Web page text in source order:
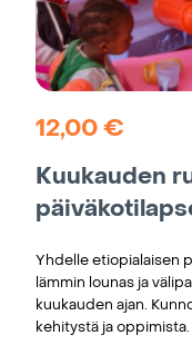
12,00€
Kuukauden
Yhdelle etiopialaisen
lämmin lounas ja
kuukauden ajan.
kehitystä ja oppimista.